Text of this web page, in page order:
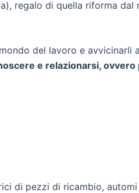
regalo di quella riforma dal
del lavoro e avvicinarli
e relazionarsi, ovvero
di pezzi di ricambio,